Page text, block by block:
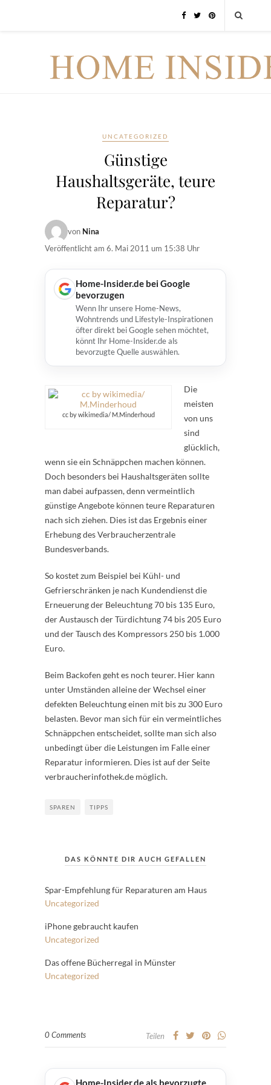
UNCATEGORIZED
Günstige
Haushaltsgeräte, teure
Reparatur?
von Nina
Veröffentlicht am 6. Mai 2011 um 15:38 Uhr
Home-Insider.de bei Google
bevorzugen
Wenn Ihr unsere Home-News,
Wohntrends und Lifestyle-Inspirationen
öfter direkt bei Google sehen möchtet,
könnt Ihr Home-Insider.de als
bevorzugte Quelle auswählen.
cc by wikimedia/ M.Minderhoud
Die
meisten
von uns
sind
glücklich,
wenn sie ein Schnäppchen machen können.
Doch besonders bei Haushaltsgeräten sollte
man dabei aufpassen, denn vermeintlich
günstige Angebote können teure Reparaturen
nach sich ziehen. Dies ist das Ergebnis einer
Erhebung des Verbraucherzentrale
Bundesverbands.
So kostet zum Beispiel bei Kühl- und
Gefrierschränken je nach Kundendienst die
Erneuerung der Beleuchtung 70 bis 135 Euro,
der Austausch der Türdichtung 74 bis 205 Euro
und der Tausch des Kompressors 250 bis 1.000
Euro.
Beim Backofen geht es noch teurer. Hier kann
unter Umständen alleine der Wechsel einer
defekten Beleuchtung einen mit bis zu 300 Euro
belasten. Bevor man sich für ein vermeintliches
Schnäppchen entscheidet, sollte man sich also
unbedingt über die Leistungen im Falle einer
Reparatur informieren. Dies ist auf der Seite
verbraucherinfothek.de möglich.
SPAREN TIPPS
DAS KÖNNTE DIR AUCH GEFALLEN
Spar-Empfehlung für Reparaturen am Haus
Uncategorized
iPhone gebraucht kaufen
Uncategorized
Das offene Bücherregal in Münster
Uncategorized
0 Comments Teilen
Home-Insider.de als bevorzugte